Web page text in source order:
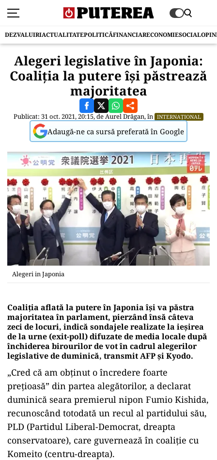
DEZVALUIRIACTUALITATEPOLITICĂFINANCIARECONOMIESOCIAL
Alegeri legislative în Japonia:
Coaliția la putere își păstrează
majoritatea
Publicat: 31 oct. 2021, 20:15, deAurel Drăgan, în INTERNAȚIONAL
Adaugă-ne ca sursă preferată în Google
Alegeri in Japonia
Coaliţia aflată la putere în Japonia îşi va păstra
majoritatea în parlament, pierzând însă câteva
zeci de locuri, indică sondajele realizate la ieşirea
de la urne (exit-poll) difuzate de media locale după
închiderea birourilor de vot în cadrul alegerilor
legislative de duminică, transmit AFP şi Kyodo.
„Cred că am obţinut o încredere foarte
preţioasă” din partea alegătorilor, a declarat
duminică seara premierul nipon Fumio Kishida,
recunoscând totodată un recul al partidului său,
PLD (Partidul Liberal-Democrat, dreapta
conservatoare), care guvernează în coaliţie cu
Komeito (centru-dreapta).